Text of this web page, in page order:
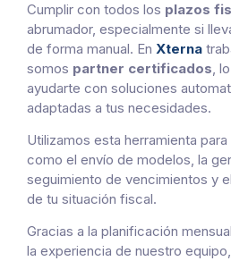
Cumplir con todos los plazos
abrumador, especialmente si
de forma manual. En Xterna
somos partner certificados,
ayudarte con soluciones
adaptadas a tus necesidades.
Utilizamos esta herramienta
como el envío de modelos, la
seguimiento de vencimientos y
de tu situación fiscal.
Gracias a la planificación
la experiencia de nuestro